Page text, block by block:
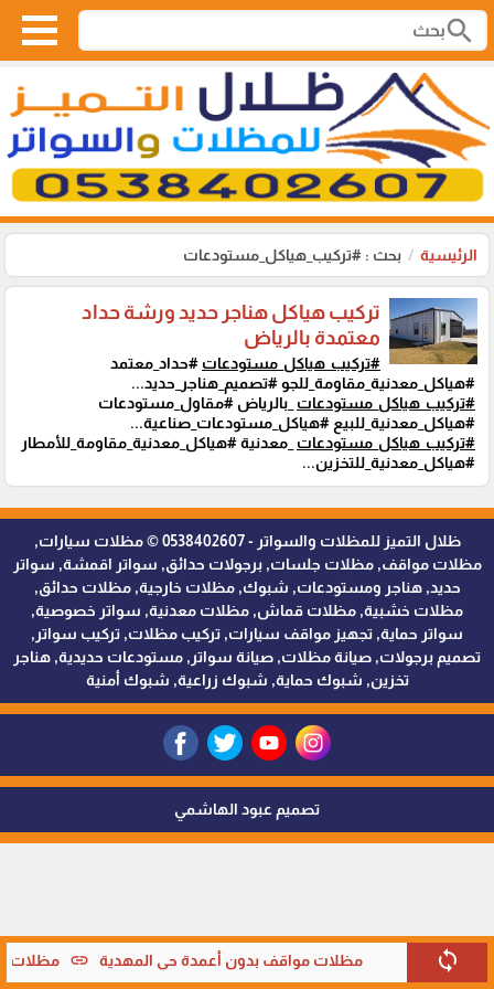
search
الرئيسية بحث : #تركيب_هياكل_مستودعات
sync مظلات مواقف بدون أعمدة حي المهدية link مظلات
تركيب هياكل هناجر حديد ورشة حداد
معتمدة بالرياض
#تركيب_هياكل_مستودعات #حداد_معتمد
#هياكل_معدنية_مقاومة_للجو #تصميم_هناجر_حديد...
#تركيب_هياكل_مستودعات _بالرياض #مقاول_مستودعات
#هياكل_معدنية_للبيع #هياكل_مستودعات_صناعية...
#تركيب_هياكل_مستودعات _معدنية #هياكل_معدنية_مقاومة_للأمطار
#هياكل_معدنية_للتخزين...
ظلال التميز للمظلات والسواتر - 0538402607 © مظلات سيارات,
مظلات مواقف, مظلات جلسات, برجولات حدائق, سواتر اقمشة, سواتر
حديد, هناجر ومستودعات, شبوك, مظلات خارجية, مظلات حدائق,
مظلات خشبية, مظلات قماش, مظلات معدنية, سواتر خصوصية,
سواتر حماية, تجهيز مواقف سيارات, تركيب مظلات, تركيب سواتر,
تصميم برجولات, صيانة مظلات, صيانة سواتر, مستودعات حديدية, هناجر
تخزين, شبوك حماية, شبوك زراعية, شبوك أمنية
تصميم عبود الهاشمي